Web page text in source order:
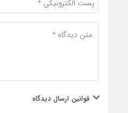
قوانین ارسال دیدگاه